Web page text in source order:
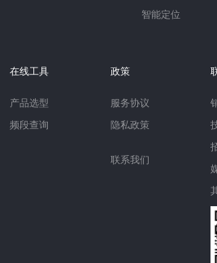
智能定位
在线工具
产品选型
频段查询
政策
服务协议
隐私政策
联系我们